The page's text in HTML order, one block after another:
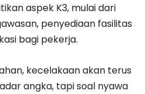
aspek K3, mulai dari
penyediaan fasilitas
bagi pekerja.
kecelakaan akan terus
angka, tapi soal nyawa